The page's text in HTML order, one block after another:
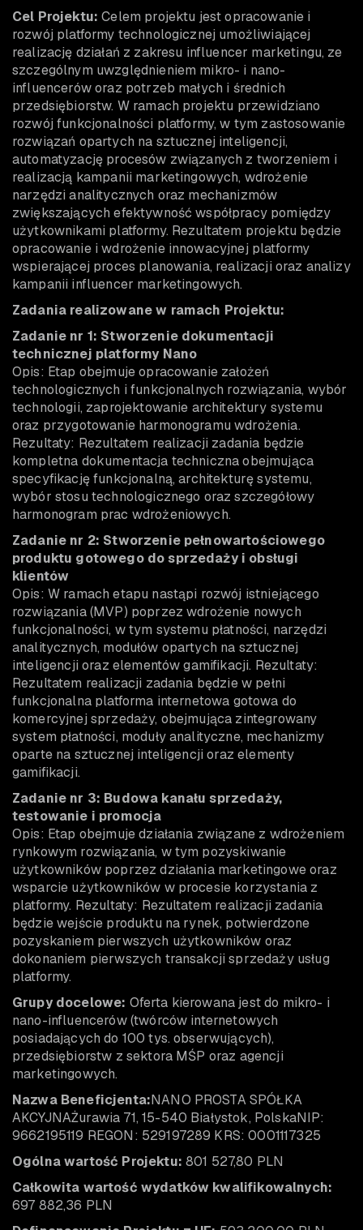
Cel Projektu: Celem projektu jest opracowanie i
rozwój platformy technologicznej umożliwiającej
realizację działań z zakresu influencer marketingu, ze
szczególnym uwzględnieniem mikro- i nano-
influencerów oraz potrzeb małych i średnich
przedsiębiorstw. W ramach projektu przewidziano
rozwój funkcjonalności platformy, w tym zastosowanie
rozwiązań opartych na sztucznej inteligencji,
automatyzację procesów związanych z tworzeniem i
realizacją kampanii marketingowych, wdrożenie
narzędzi analitycznych oraz mechanizmów
zwiększających efektywność współpracy pomiędzy
użytkownikami platformy. Rezultatem projektu będzie
opracowanie i wdrożenie innowacyjnej platformy
wspierającej proces planowania, realizacji oraz analizy
kampanii influencer marketingowych.
Zadania realizowane w ramach Projektu:
Zadanie nr 1: Stworzenie dokumentacji
technicznej platformy Nano
Opis: Etap obejmuje opracowanie założeń
technologicznych i funkcjonalnych rozwiązania, wybór
technologii, zaprojektowanie architektury systemu
oraz przygotowanie harmonogramu wdrożenia.
Rezultaty: Rezultatem realizacji zadania będzie
kompletna dokumentacja techniczna obejmująca
specyfikację funkcjonalną, architekturę systemu,
wybór stosu technologicznego oraz szczegółowy
harmonogram prac wdrożeniowych.
Zadanie nr 2: Stworzenie pełnowartościowego
produktu gotowego do sprzedaży i obsługi
klientów
Opis: W ramach etapu nastąpi rozwój istniejącego
rozwiązania (MVP) poprzez wdrożenie nowych
funkcjonalności, w tym systemu płatności, narzędzi
analitycznych, modułów opartych na sztucznej
inteligencji oraz elementów gamifikacji. Rezultaty:
Rezultatem realizacji zadania będzie w pełni
funkcjonalna platforma internetowa gotowa do
komercyjnej sprzedaży, obejmująca zintegrowany
system płatności, moduły analityczne, mechanizmy
oparte na sztucznej inteligencji oraz elementy
gamifikacji.
Zadanie nr 3: Budowa kanału sprzedaży,
testowanie i promocja
Opis: Etap obejmuje działania związane z wdrożeniem
rynkowym rozwiązania, w tym pozyskiwanie
użytkowników poprzez działania marketingowe oraz
wsparcie użytkowników w procesie korzystania z
platformy. Rezultaty: Rezultatem realizacji zadania
będzie wejście produktu na rynek, potwierdzone
pozyskaniem pierwszych użytkowników oraz
dokonaniem pierwszych transakcji sprzedaży usług
platformy.
Grupy docelowe: Oferta kierowana jest do mikro- i
nano-influencerów (twórców internetowych
posiadających do 100 tys. obserwujących),
przedsiębiorstw z sektora MŚP oraz agencji
marketingowych.
Nazwa Beneficjenta:NANO PROSTA SPÓŁKA
AKCYJNAŻurawia 71, 15-540 Białystok, PolskaNIP:
9662195119 REGON: 529197289 KRS: 0001117325
Ogólna wartość Projektu: 801 527,80 PLN
Całkowita wartość wydatków kwalifikowalnych:
697 882,36 PLN